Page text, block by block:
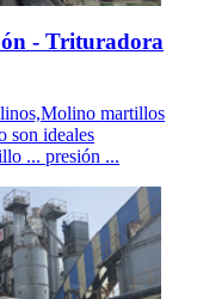
- Trituradora
martillos
son ideales
... presión ...